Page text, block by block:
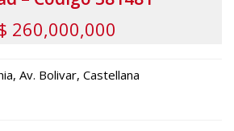
260,000,000
, Av. Bolivar, Castellana